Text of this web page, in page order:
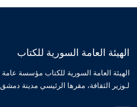
الهيئة العامة السورية للكتاب
الهيئة العامة السورية للكتاب مؤسسة
لـوزير الثقافة، مقرها الرئيسي مدينة دمشق